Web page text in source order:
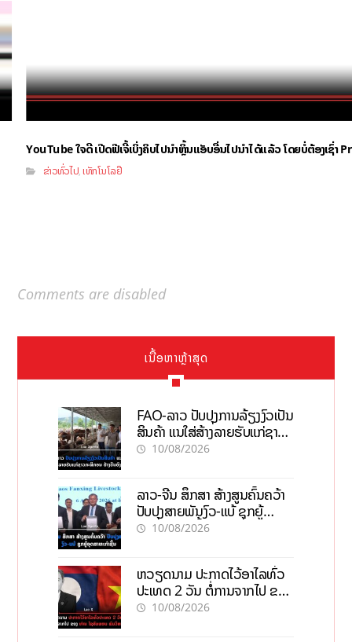
YouTube ໃຈດີ ເປີດຟີເຈີ້ເບິ່ງຄິບໄປນຳຫຼິ້ນແອັບອື່ນໄປນຳໄດ້ແລ້ວ ໂດຍບໍ່ຕ້ອງເຊົ່າ
ຂ່າວທົ່ວໄປ ,ເທັກໂນໂລຢີ
Comments are disabled
ເນື້ອຫາຫຼ້າສຸດ
FAO-ລາວ ປັບປຸງການລ້ຽງງົວເປັນ
ສິນຄ້າ ແນໃສ່ສ້າງລາຍຮັບແກ່ຊາວ
ກະສິກອນຢ່າງຍືນຍົງ
10/08/2026
ລາວ-ຈີນ ສຶກສາ ສ້າງສູນຄົ້ນຄວ້າ
ປັບປຸງສາຍພັນງົວ-ແບ້ ຊຸກຍູ້
ອຸດສາຫະກຳຊີ້ນ
10/08/2026
ຫວຽດນາມ ປະກາດໄວ້ອາໄລທົ່ວ
ປະເທດ 2 ວັນ ຕໍ່ການຈາກໄປ ຂອງ
ທ່ານ ໄຊສົມພອນ ພົມວິຫານ
10/08/2026